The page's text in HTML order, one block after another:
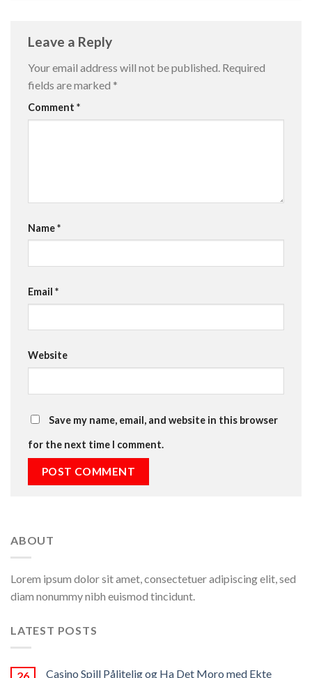
Leave a Reply
Your email address will not be published. Required
fields are marked *
Comment *
Name*
Email *
Website
Save my name, email, and website in this browser
for the next time I comment.
ABOUT
Lorem ipsum dolor sit amet, consectetuer adipiscing elit, sed
diam nonummy nibh euismod tincidunt.
LATEST POSTS
26
Casino Spill Pålitelig og Ha Det Moro med Ekte